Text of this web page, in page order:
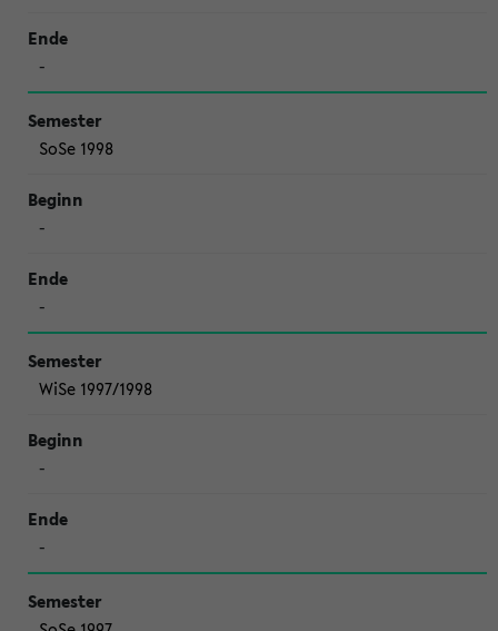
-
SoSe 1998
-
-
WiSe 1997/1998
-
-